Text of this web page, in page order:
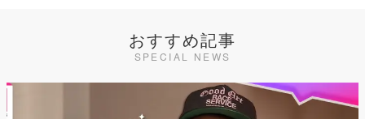
おすすめ記事
SPECIAL NEWS